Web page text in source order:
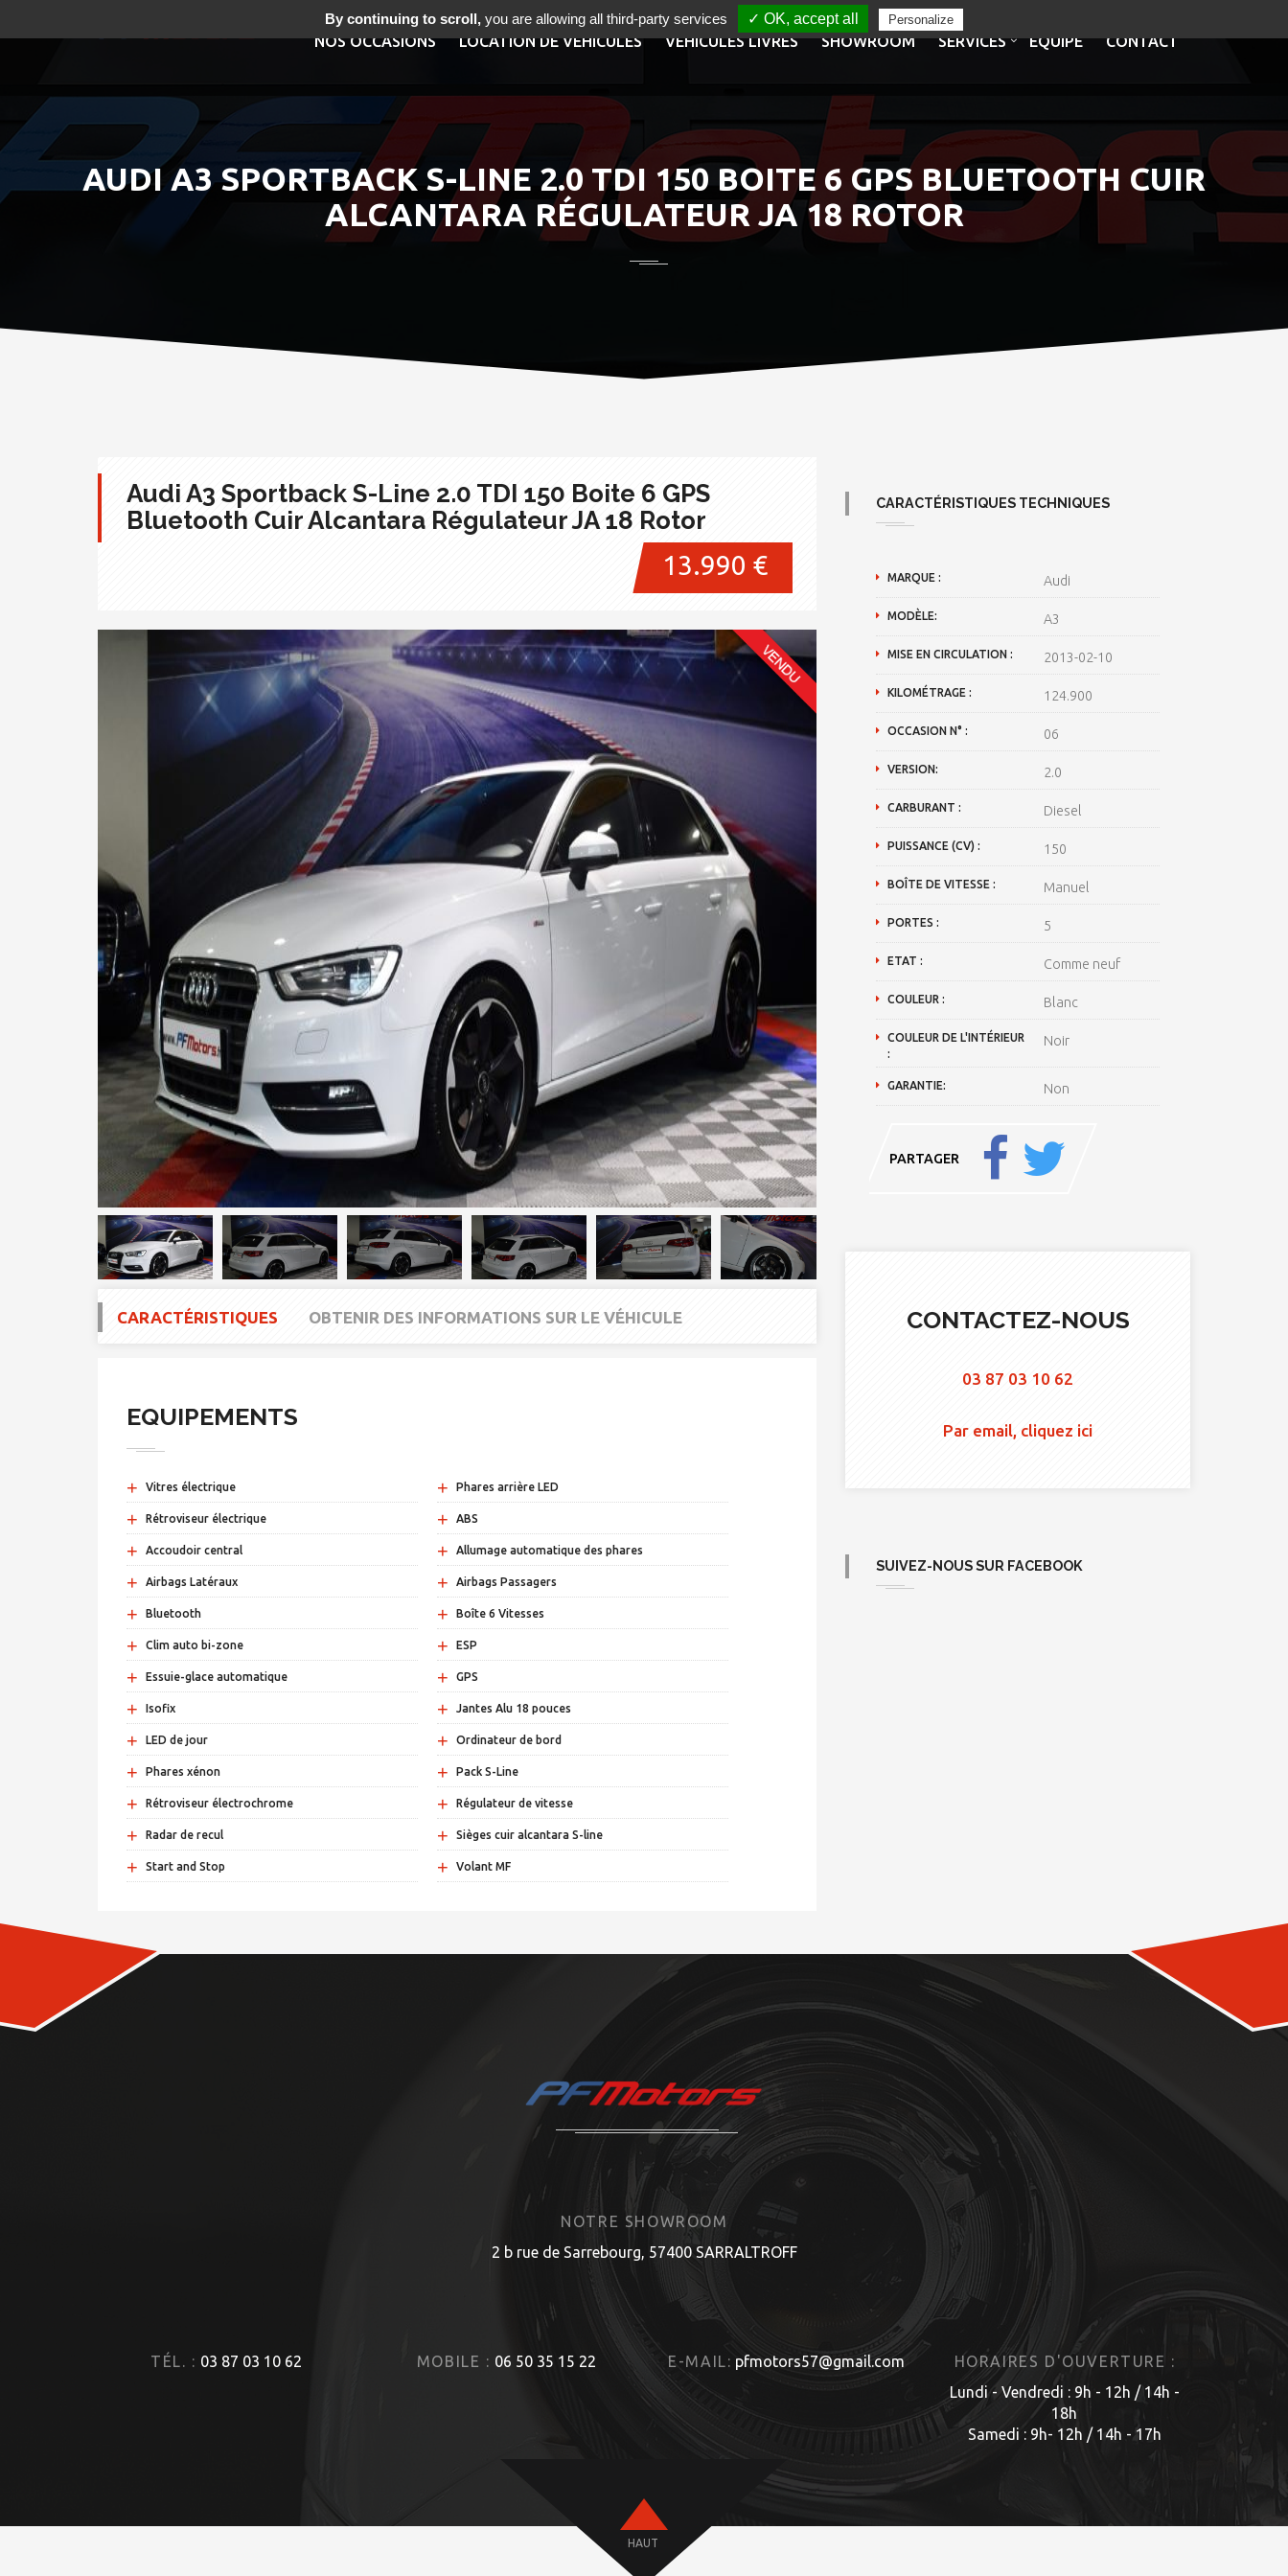
NOS OCCASIONS LOCATION DE VÉHICULES VÉHICULES LIVRÉS SHOWROOM SERVICES EQUIPE CONTACT
AUDI A3 SPORTBACK S-LINE 2.0 TDI 150 BOITE 6 GPS BLUETOOTH CUIR
ALCANTARA RÉGULATEUR JA 18 ROTOR
Audi A3 Sportback S-Line 2.0 TDI 150 Boite 6 GPS
Bluetooth Cuir Alcantara Régulateur JA 18 Rotor
13.990 €
CARACTÉRISTIQUES OBTENIR DES INFORMATIONS SUR LE VÉHICULE
EQUIPEMENTS
+ Vitres électrique + Phares arrière LED
+ Rétroviseur électrique + ABS
+ Accoudoir central + Allumage automatique des phares
+ Airbags Latéraux + Airbags Passagers
+ Bluetooth + Boîte 6 Vitesses
+ Clim auto bi-zone + ESP
+ Essuie-glace automatique + GPS
+ Isofix + Jantes Alu 18 pouces
+ LED de jour + Ordinateur de bord
+ Phares xénon + Pack S-Line
+ Rétroviseur électrochrome + Régulateur de vitesse
+ Radar de recul + Sièges cuir alcantara S-line
+ Start and Stop + Volant MF
CARACTÉRISTIQUES TECHNIQUES
MARQUE : Audi
MODÈLE: A3
MISE EN CIRCULATION : 2013-02-10
KILOMÉTRAGE : 124.900
OCCASION N° : 06
VERSION: 2.0
CARBURANT : Diesel
PUISSANCE (CV) : 150
BOÎTE DE VITESSE : Manuel
PORTES : 5
ETAT : Comme neuf
COULEUR : Blanc
COULEUR DE L'INTÉRIEUR
:
Noir
GARANTIE: Non
PARTAGER
CONTACTEZ-NOUS
03 87 03 10 62
Par email, cliquez ici
SUIVEZ-NOUS SUR FACEBOOK
NOTRE SHOWROOM
2 b rue de Sarrebourg, 57400 SARRALTROFF
TÉL. : 03 87 03 10 62 MOBILE : 06 50 35 15 22 E-MAIL: pfmotors57@gmail.com
HORAIRES D'OUVERTURE :
Lundi - Vendredi : 9h - 12h / 14h -
18h
Samedi : 9h- 12h / 14h - 17h
HAUT
By continuing to scroll,you are allowing all third-party services ✓ OK, accept all Personalize